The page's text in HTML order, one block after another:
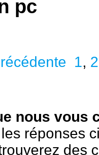
pc
1, 2
nous vous
réponses
des